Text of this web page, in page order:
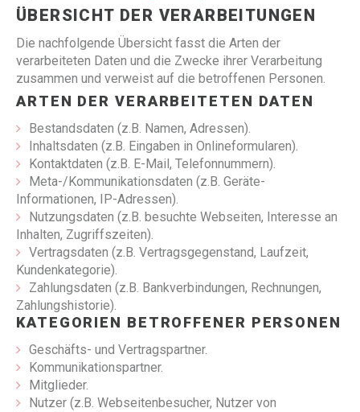
ÜBERSICHT DER VERARBEITUNGEN
Die nachfolgende Übersicht fasst die Arten der
verarbeiteten Daten und die Zwecke ihrer Verarbeitung
zusammen und verweist auf die betroffenen Personen.
ARTEN DER VERARBEITETEN DATEN
Bestandsdaten (z.B. Namen, Adressen).
Inhaltsdaten (z.B. Eingaben in Onlineformularen).
Kontaktdaten (z.B. E-Mail, Telefonnummern).
Meta-/Kommunikationsdaten (z.B. Geräte-
Informationen, IP-Adressen).
Nutzungsdaten (z.B. besuchte Webseiten, Interesse an
Inhalten, Zugriffszeiten).
Vertragsdaten (z.B. Vertragsgegenstand, Laufzeit,
Kundenkategorie).
Zahlungsdaten (z.B. Bankverbindungen, Rechnungen,
Zahlungshistorie).
KATEGORIEN BETROFFENER PERSONEN
Geschäfts- und Vertragspartner.
Kommunikationspartner.
Mitglieder.
Nutzer (z.B. Webseitenbesucher, Nutzer von